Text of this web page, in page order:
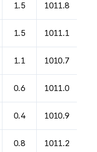
1.5 1011.8
1.5 1011.1
1.1 1010.7
0.6 1011.0
0.4 1010.9
0.8 1011.2